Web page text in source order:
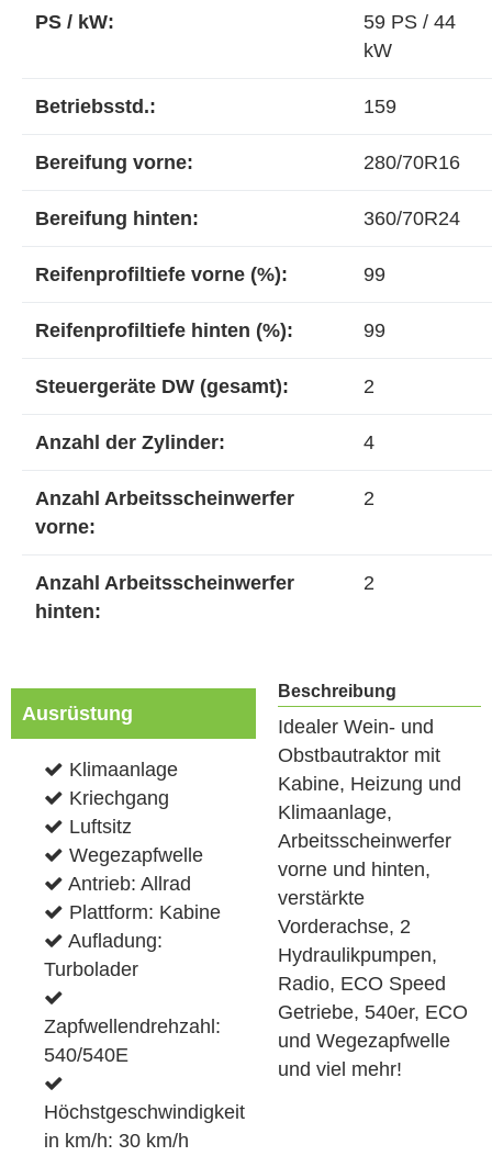
PS / kW:
59 PS / 44
kW
Betriebsstd.: 159
Bereifung vorne: 280/70R16
Bereifung hinten: 360/70R24
Reifenprofiltiefe vorne (%): 99
Reifenprofiltiefe hinten (%): 99
Steuergeräte DW (gesamt): 2
Anzahl der Zylinder: 4
Anzahl Arbeitsscheinwerfer
vorne:
2
Anzahl Arbeitsscheinwerfer
hinten:
2
Ausrüstung
Klimaanlage
Kriechgang
Luftsitz
Wegezapfwelle
Antrieb: Allrad
Plattform: Kabine
Aufladung:
Turbolader
Zapfwellendrehzahl:
540/540E
Höchstgeschwindigkeit
in km/h: 30 km/h
Beschreibung
Idealer Wein- und
Obstbautraktor mit
Kabine, Heizung und
Klimaanlage,
Arbeitsscheinwerfer
vorne und hinten,
verstärkte
Vorderachse, 2
Hydraulikpumpen,
Radio, ECO Speed
Getriebe, 540er, ECO
und Wegezapfwelle
und viel mehr!